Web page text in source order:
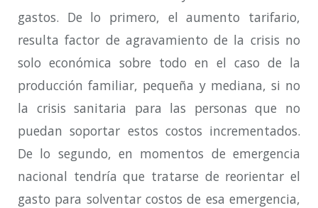
gastos. De lo primero, el aumento tarifario,
resulta factor de agravamiento de la crisis no
solo económica sobre todo en el caso de la
producción familiar, pequeña y mediana, si no
la crisis sanitaria para las personas que no
puedan soportar estos costos incrementados.
De lo segundo, en momentos de emergencia
nacional tendría que tratarse de reorientar el
gasto para solventar costos de esa emergencia,